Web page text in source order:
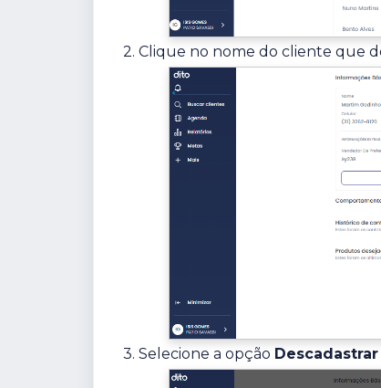
2. Clique no nome do cliente que
3. Selecione a opção